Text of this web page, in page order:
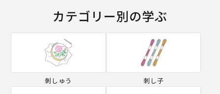
カテゴリー別の学ぶ
刺しゅう 刺し子